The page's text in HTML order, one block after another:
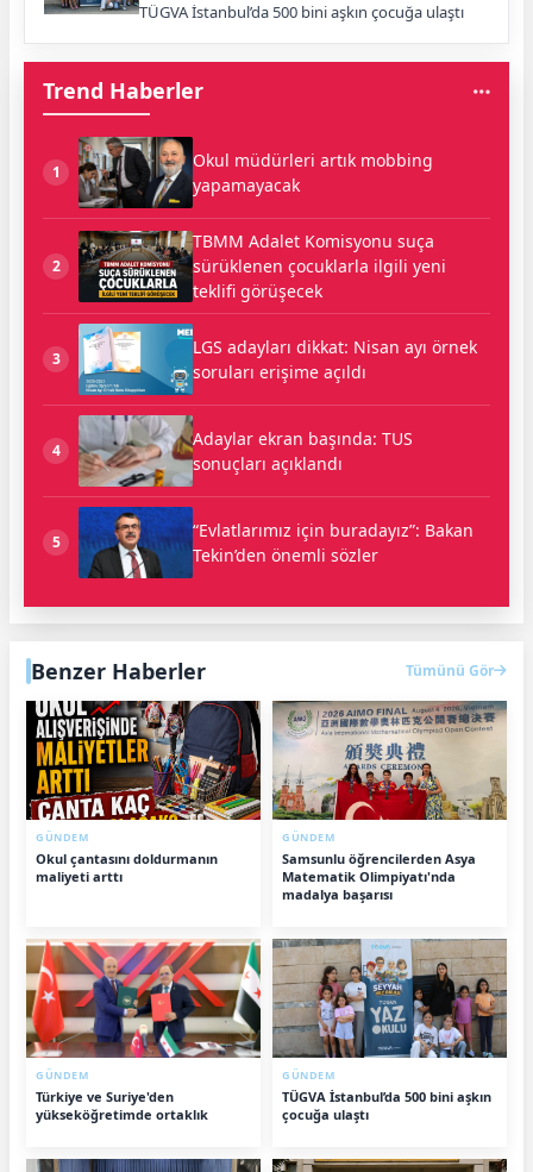
TÜGVA İstanbul’da 500 bini aşkın çocuğa ulaştı
Trend Haberler
1
Okul müdürleri artık mobbing
yapamayacak
2
TBMM Adalet Komisyonu suça
sürüklenen çocuklarla ilgili yeni
teklifi görüşecek
3
LGS adayları dikkat: Nisan ayı örnek
soruları erişime açıldı
4
Adaylar ekran başında: TUS
sonuçları açıklandı
5
“Evlatlarımız için buradayız”: Bakan
Tekin’den önemli sözler
Benzer Haberler Tümünü Gör
GÜNDEM
Okul çantasını doldurmanın
maliyeti arttı
GÜNDEM
Samsunlu öğrencilerden Asya
Matematik Olimpiyatı'nda
madalya başarısı
GÜNDEM
Türkiye ve Suriye'den
yükseköğretimde ortaklık
GÜNDEM
TÜGVA İstanbul’da 500 bini aşkın
çocuğa ulaştı